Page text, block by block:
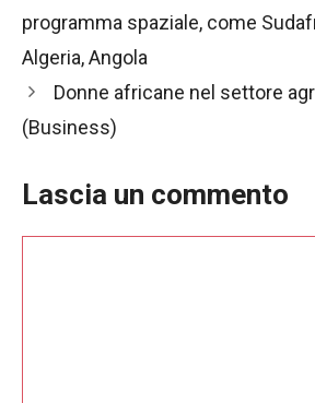
articolo
programma spaziale, come
Algeria, Angola
Donne africane nel settore
(Business)
Lascia un commento